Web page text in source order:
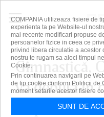
Gimnastică,
va debuta în
respectiv la
COMPANIA utilizeaza fisiere de
experienta ta pe Website-ul
mai recente modificari propuse
persoanelor fizice in ceea ce
privind libera circulatie a acestor
nostru te rugam sa aloci timpul
Cookie.
Prin continuarea navigarii pe
de tip cookie conform Politicii de
moment setarile acestor fisiere
SUNT DE